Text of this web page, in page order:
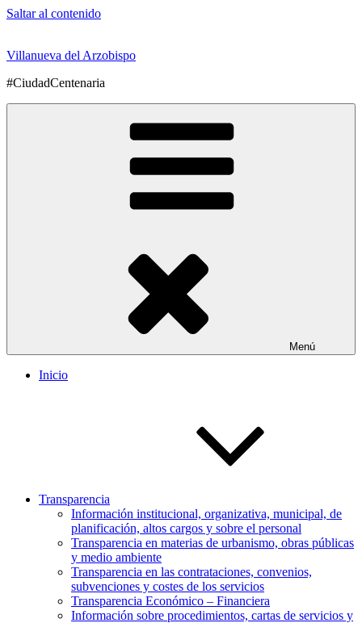
Saltar al contenido
Villanueva del Arzobispo
#CiudadCentenaria
Menú
Inicio
Transparencia
Información institucional, organizativa, municipal, de
planificación, altos cargos y sobre el personal
Transparencia en materias de urbanismo, obras públicas
y medio ambiente
Transparencia en las contrataciones, convenios,
subvenciones y costes de los servicios
Transparencia Económico – Financiera
Información sobre procedimientos, cartas de servicios y